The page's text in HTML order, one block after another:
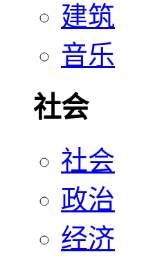
建筑
音乐
社会
社会
政治
经济